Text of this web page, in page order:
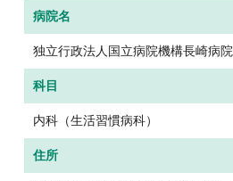
病院名
独立行政法人国立病院機構長崎病院
科目
内科（生活習慣病科）
住所